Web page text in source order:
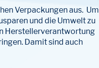
Verpackungen aus. Um
und die Umwelt zu
Herstellerverantwortung
Damit sind auch